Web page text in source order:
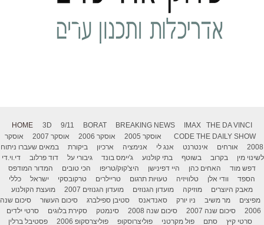
HOME 3D 9/11 BORAT BREAKING NEWS IMAX
THE DA VINCI
CODE THE DAILY SHOW אוסקר 2005 אוסקר 2006 אוסקר 2007
אוסקר
2008
אורחים אינטרנט אנג לי אנימציה ארכיון ביקורת
במאים שעברו ניתוח
לשינוי מין
בקרוב בשוטף בתי קולנוע ג'יימס בונד גיבורי על דוד פרלוב
די.וי.די
דפש מוד
האחים כהן היי דפינישן היצ'קוק/טריפו הכי טובים
המדור המודפס
הספד
וודי אלן טלוויזיה טעויות תרגום טריילרים טרקובסקי ישראל
כללי
מאבק היוצרים
מוזיקה מועדון הגנוזים מועדון הגנוזים 2007
מועצת הקולנוע
מפיצים
מר משיב ניו יורק סאנדאנס סטיבן ספילברג סיכום העשור
סיכום שנה
2006
סיכום שנה 2007 סיכום שנה 2008 סינמטק סקירת בלוגים
סרטי ילדים
סרטי קיץ
סתם פול מקרטני פוליצרוסקופ פוליצרסקופ 2006 פסטיבל ברלין